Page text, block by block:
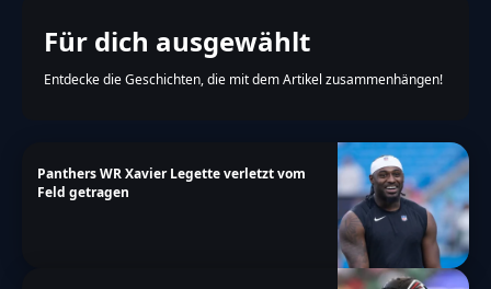
Für dich ausgewählt
Entdecke die Geschichten, die mit dem Artikel zusammenhängen!
Panthers WR Xavier Legette verletzt vom
Feld getragen